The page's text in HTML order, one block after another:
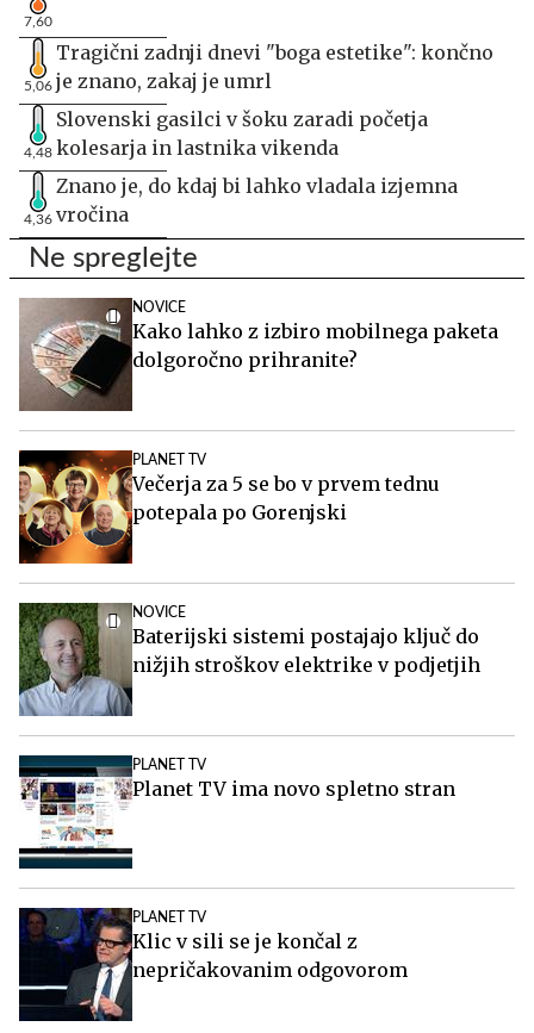
7,60
5,06
Tragični zadnji dnevi "boga estetike": končno
je znano, zakaj je umrl
4,48
Slovenski gasilci v šoku zaradi početja
kolesarja in lastnika vikenda
4,36
Znano je, do kdaj bi lahko vladala izjemna
vročina
Ne spreglejte
NOVICE
Kako lahko z izbiro mobilnega paketa
dolgoročno prihranite?
PLANET TV
Večerja za 5 se bo v prvem tednu
potepala po Gorenjski
NOVICE
Baterijski sistemi postajajo ključ do
nižjih stroškov elektrike v podjetjih
PLANET TV
Planet TV ima novo spletno stran
PLANET TV
Klic v sili se je končal z
nepričakovanim odgovorom